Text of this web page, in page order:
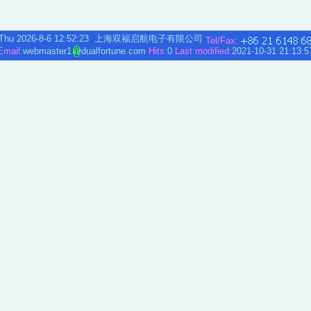
2026-8-6 12:52:23 上海双福启航电子有限公司 Tel/Fax:
webmaster1 dualfortune com Hits:0 Last modified:2021-10-31